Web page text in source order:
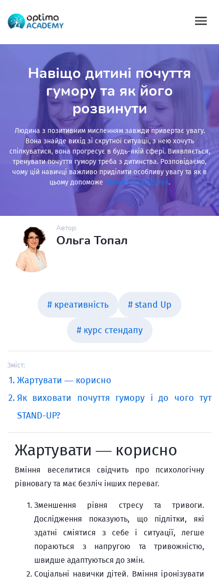
Навіщо дитині почуття
гумору та як його
розвинути
Людина з позитивним мисленням завжди привертає увагу.
Вона знайде вихід зі скрутної ситуації, з нею хочуть
спілкуватися, вона прогресує в будь-якій сфері. Виявляється,
тренувати почуття гумору треба з дитинства. Розповідаємо,
чому цій навичці важливо приділити особливу увагу та як в
цьому допоможе STAND-UP для дітей.
Автор:
Ольга Топал
# креативність # stand Up
# курс стендапу
Зміст:
Жартувати — корисно
Як виховати почуття гумору і до чого тут
STAND-UP?
Жартувати — корисно
Вміння веселитися свідчить про психологічну
рівновагу та має безліч інших переваг.
Зменшення рівня стресу та тривоги.
Дослідження показують, що підлітки, які
здатні сміятися з себе і ситуації, легше
пораються з напругою та тривожністю,
швидше адаптуються до змін.
Соціальні навички дітей. Вміння іронізувати